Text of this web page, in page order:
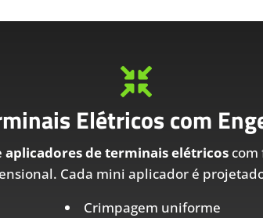

Elétricos com
aplicadores de terminais elétricoscom
Cada mini aplicador é
Crimpagem uniforme